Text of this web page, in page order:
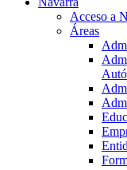
Acceso a
Áreas